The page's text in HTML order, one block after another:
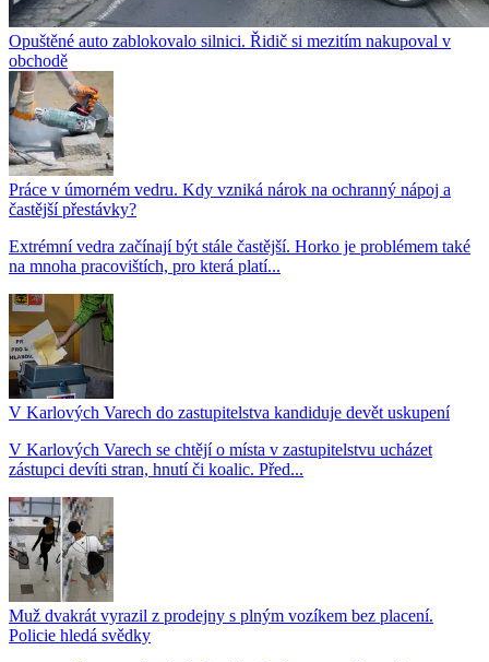
Opuštěné auto zablokovalo silnici. Řidič si mezitím nakupoval v
obchodě
Práce v úmorném vedru. Kdy vzniká nárok na ochranný nápoj a
častější přestávky?
Extrémní vedra začínají být stále častější. Horko je problémem také
na mnoha pracovištích, pro která platí...
V Karlových Varech do zastupitelstva kandiduje devět uskupení
V Karlových Varech se chtějí o místa v zastupitelstvu ucházet
zástupci devíti stran, hnutí či koalic. Před...
Muž dvakrát vyrazil z prodejny s plným vozíkem bez placení.
Policie hledá svědky